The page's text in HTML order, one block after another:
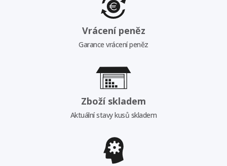
Vrácení peněz
Garance vrácení peněz
Zboží skladem
Aktuální stavy kusů skladem